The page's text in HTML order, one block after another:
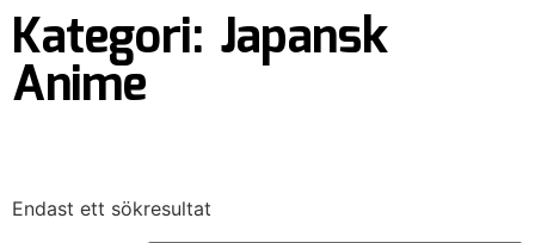
Kategori: Japansk
Anime
Endast ett sökresultat